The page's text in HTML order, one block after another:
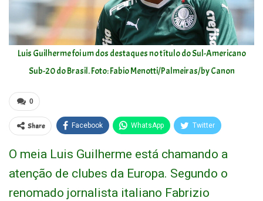
Luis Guilherme foi um dos destaques no título do Sul-Americano
Sub-20 do Brasil. Foto: Fabio Menotti/Palmeiras/by Canon
0
Share Facebook WhatsApp Twitter
O meia Luis Guilherme está chamando a
atenção de clubes da Europa. Segundo o
renomado jornalista italiano Fabrizio